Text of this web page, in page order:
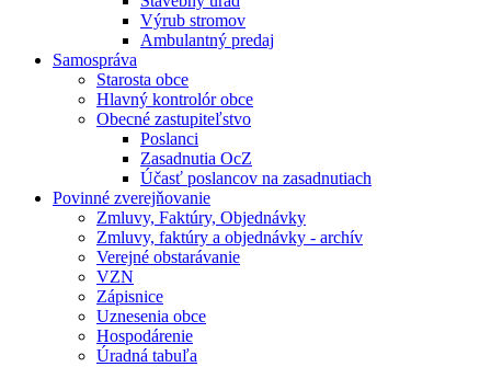
Výrub stromov
Ambulantný predaj
Samospráva
Starosta obce
Hlavný kontrolór obce
Obecné zastupiteľstvo
Poslanci
Zasadnutia OcZ
Účasť poslancov na zasadnutiach
Povinné zverejňovanie
Zmluvy, Faktúry, Objednávky
Zmluvy, faktúry a objednávky - archív
Verejné obstarávanie
VZN
Zápisnice
Uznesenia obce
Hospodárenie
Úradná tabuľa